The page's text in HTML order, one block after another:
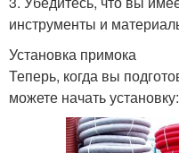
инструменты и
Установка примока
Теперь, когда вы
можете начать установку: